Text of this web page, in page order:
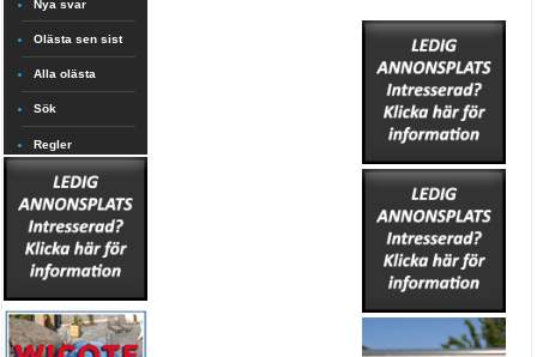
Nya svar
Olästa sen sist
Alla olästa
Sök
Regler